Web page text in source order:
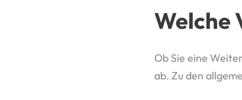
Welche
Ob Sie eine
ab. Zu den